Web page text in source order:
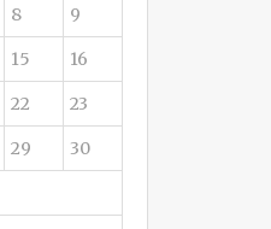
8 9
15 16
22 23
29 30